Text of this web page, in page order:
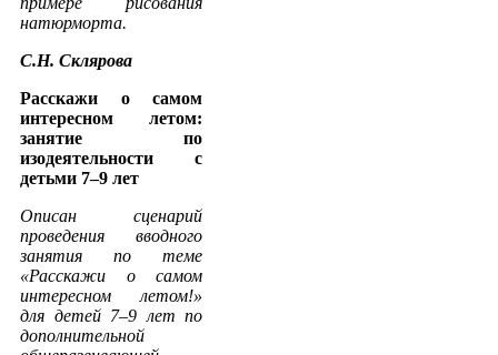
натюрморта.
С.Н. Склярова
Расскажи о самом
интересном летом:
занятие по
изодеятельности с
детьми 7–9 лет
Описан сценарий
проведения вводного
занятия по теме
«Расскажи о самом
интересном летом!»
для детей 7–9 лет по
дополнительной